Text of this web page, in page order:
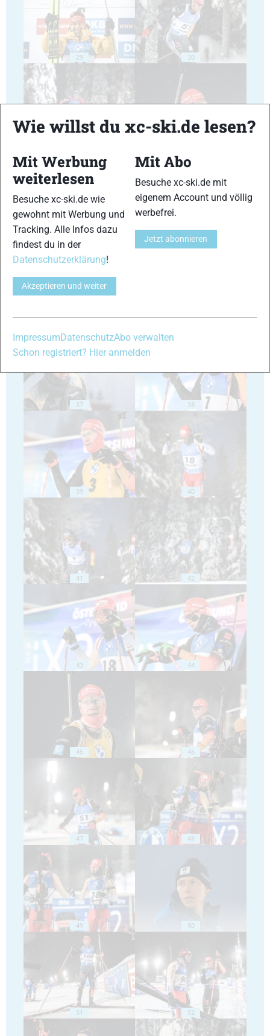
29 30
33 34
35 36
37 38
39 40
41 42
43 44
45 46
47 48
49 50
51 52
Wie willst du xc-ski.de lesen?
Mit Werbung
weiterlesen
Besuche xc-ski.de wie
gewohnt mit Werbung und
Tracking. Alle Infos dazu
findest du in der
Datenschutzerklärung!
Akzeptieren und weiter
Mit Abo
Besuche xc-ski.de mit
eigenem Account und völlig
werbefrei.
Jetzt abonnieren
ImpressumDatenschutzAbo verwalten
Schon registriert? Hier anmelden